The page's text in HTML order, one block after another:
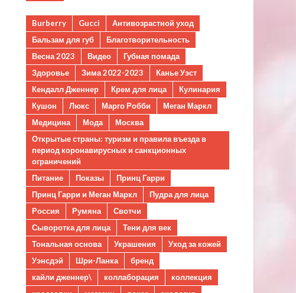
Burberry Gucci
Антивозрастной уход
Бальзам для губ
Благотворительность
Весна 2023
Видео
Губная помада
Здоровье
Зима 2022-2023
Канье Уэст
Кендалл Дженнер
Крем для лица
Кулинария
Кушон
Люкс Марго Робби
Меган Маркл
Медицина
Мода
Москва
Открытые страны: туризм и правила въезда в
период коронавирусных и санкционных
ограничений
Питание
Показы
Принц Гарри
Принц Гарри и Меган Маркл
Пудра для лица
Россия
Румяна
Свотчи
Сыворотка для лица
Тени для век
Тональная основа
Украшения
Уход за кожей
Уэнсдэй
Шри-Ланка
бренд
кайли дженнер\
коллаборация
коллекция